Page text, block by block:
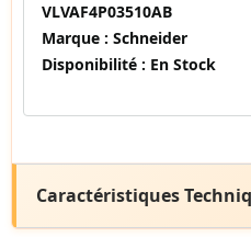
VLVAF4P03510AB
Marque : Schneider
Disponibilité : En Stock
Caractéristiques